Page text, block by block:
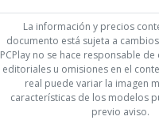
La información y precios
documento está sujeta a
PCPlay no se hace responsable
editoriales u omisiones en el
real puede variar la imagen
características de los modelos
previo aviso.